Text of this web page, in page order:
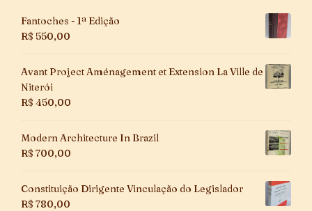
Fantoches - 1ª Edição
R$ 550,00
Avant Project Aménagement et Extension La Ville de
Niterói
R$ 450,00
Modern Architecture In Brazil
R$ 700,00
Constituição Dirigente Vinculação do Legislador
R$ 780,00